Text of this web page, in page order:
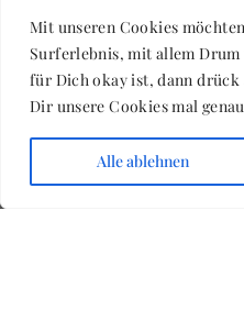
Mit unseren Cookies
Surferlebnis, mit allem Drum
für Dich okay ist, dann
Dir unsere Cookies mal
Alle ablehnen
ZUM